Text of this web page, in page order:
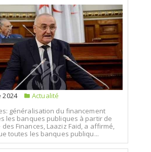
2024
Actualité
généralisation du financement
les banques publiques à partir de
des Finances, Laaziz Faid, a affirmé,
toutes les banques publiqu...